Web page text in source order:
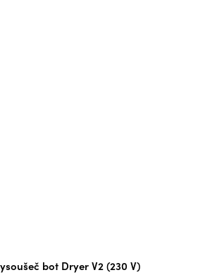
bot Dryer V2 (230 V)